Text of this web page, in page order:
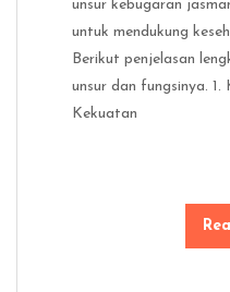
unsur kebugaran
untuk mendukung
Berikut penjelasan
unsur dan fungsinya.
Kekuatan